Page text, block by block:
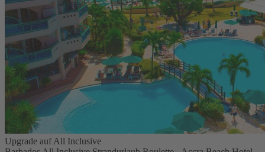
Upgrade auf All Inclusive